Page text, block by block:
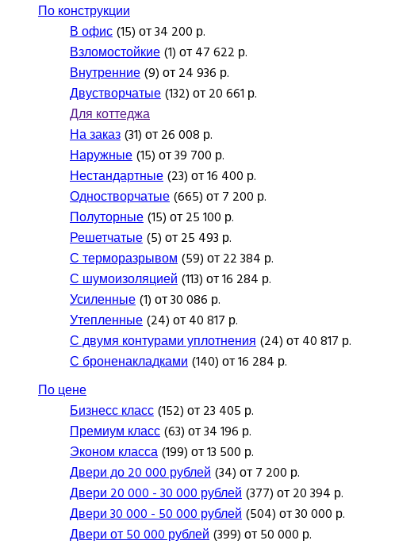
По конструкции
В офис(15) от 34 200 р.
Взломостойкие(1) от 47 622 р.
Внутренние(9) от 24 936 р.
Двустворчатые(132) от 20 661 р.
Для коттеджа
На заказ(31) от 26 008 р.
Наружные(15) от 39 700 р.
Нестандартные(23) от 16 400 р.
Одностворчатые(665) от 7 200 р.
Полуторные(15) от 25 100 р.
Решетчатые(5) от 25 493 р.
С терморазрывом(59) от 22 384 р.
С шумоизоляцией(113) от 16 284 р.
Усиленные(1) от 30 086 р.
Утепленные(24) от 40 817 р.
С двумя контурами уплотнения(24) от 40 817 р.
С броненакладками(140) от 16 284 р.
По цене
Бизнесс класс(152) от 23 405 р.
Премиум класс(63) от 34 196 р.
Эконом класса(199) от 13 500 р.
Двери до 20 000 рублей(34) от 7 200 р.
Двери 20 000 - 30 000 рублей(377) от 20 394 р.
Двери 30 000 - 50 000 рублей(504) от 30 000 р.
Двери от 50 000 рублей(399) от 50 000 р.